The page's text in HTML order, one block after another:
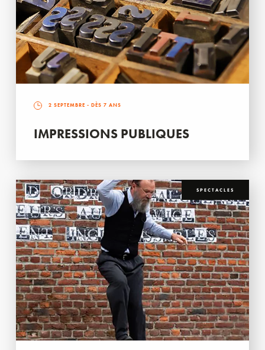
2 SEPTEMBRE - DÈS 7 ANS
IMPRESSIONS PUBLIQUES
SPECTACLES